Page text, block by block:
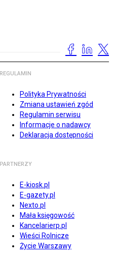
REGULAMIN
Polityka Prywatności
Zmiana ustawień zgód
Regulamin serwisu
Informacje o nadawcy
Deklaracja dostępności
PARTNERZY
E-kiosk.pl
E-gazety.pl
Nexto.pl
Mała księgowość
Kancelarierp.pl
Wieści Rolnicze
Życie Warszawy